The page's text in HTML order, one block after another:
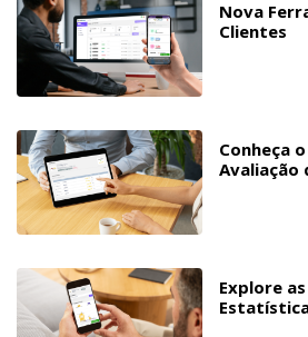
Nova
Clientes
Conheça
Avaliação
Explore